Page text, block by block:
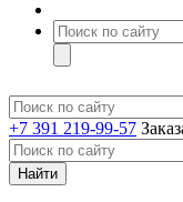
+7 391 219-99-57